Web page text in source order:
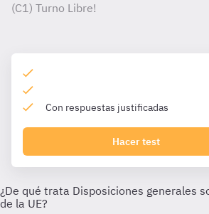
(C1) Turno Libre!
Con respuestas justificadas
Hacer test